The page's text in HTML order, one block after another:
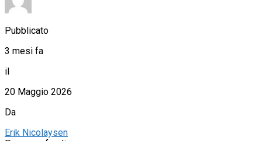
Pubblicato
3 mesi fa
il
20 Maggio 2026
Da
Erik Nicolaysen